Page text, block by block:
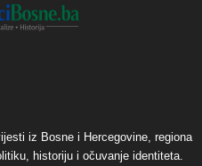
iz Bosne i Hercegovine, regiona
historiju i očuvanje identiteta.